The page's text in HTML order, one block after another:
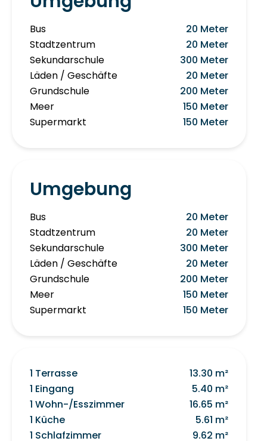
Bus
20 Meter
Stadtzentrum
20 Meter
Sekundarschule
300 Meter
Läden / Geschäfte
20 Meter
Grundschule
200 Meter
Meer
150 Meter
Supermarkt
150 Meter
Umgebung
Bus
20 Meter
Stadtzentrum
20 Meter
Sekundarschule
300 Meter
Läden / Geschäfte
20 Meter
Grundschule
200 Meter
Meer
150 Meter
Supermarkt
150 Meter
1 Terrasse
13.30 m²
1 Eingang
5.40 m²
1 Wohn-/Esszimmer
16.65 m²
1 Küche
5.61 m²
1 Schlafzimmer
9.62 m²